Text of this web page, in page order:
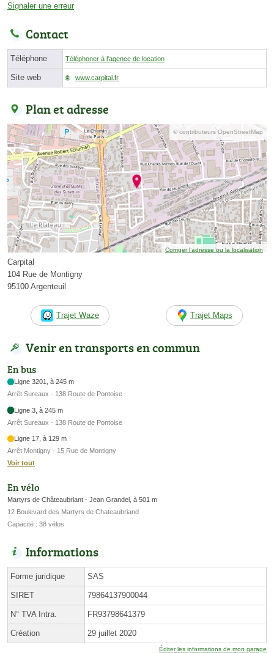
Signaler une erreur
Contact
Téléphone Téléphoner à l'agence de location
Site web www.carpital.fr
Plan et adresse
© contributeurs OpenStreetMap
Corriger l’adresse ou la localisation
Carpital
104 Rue de Montigny
95100 Argenteuil
Trajet Waze Trajet Maps
Venir en transports en commun
En bus
Ligne 3201, à 245 m
Arrêt Sureaux - 138 Route de Pontoise
Ligne 3, à 245 m
Arrêt Sureaux - 138 Route de Pontoise
Ligne 17, à 129 m
Arrêt Montigny - 15 Rue de Montigny
Voir tout
En vélo
Martyrs de Châteaubriant - Jean Grandel, à 501 m
12 Boulevard des Martyrs de Chateaubriand
Capacité : 38 vélos
Informations
Forme juridique SAS
SIRET 79864137900044
N° TVA Intra. FR93798641379
Création 29 juillet 2020
Éditer les informations de mon garage